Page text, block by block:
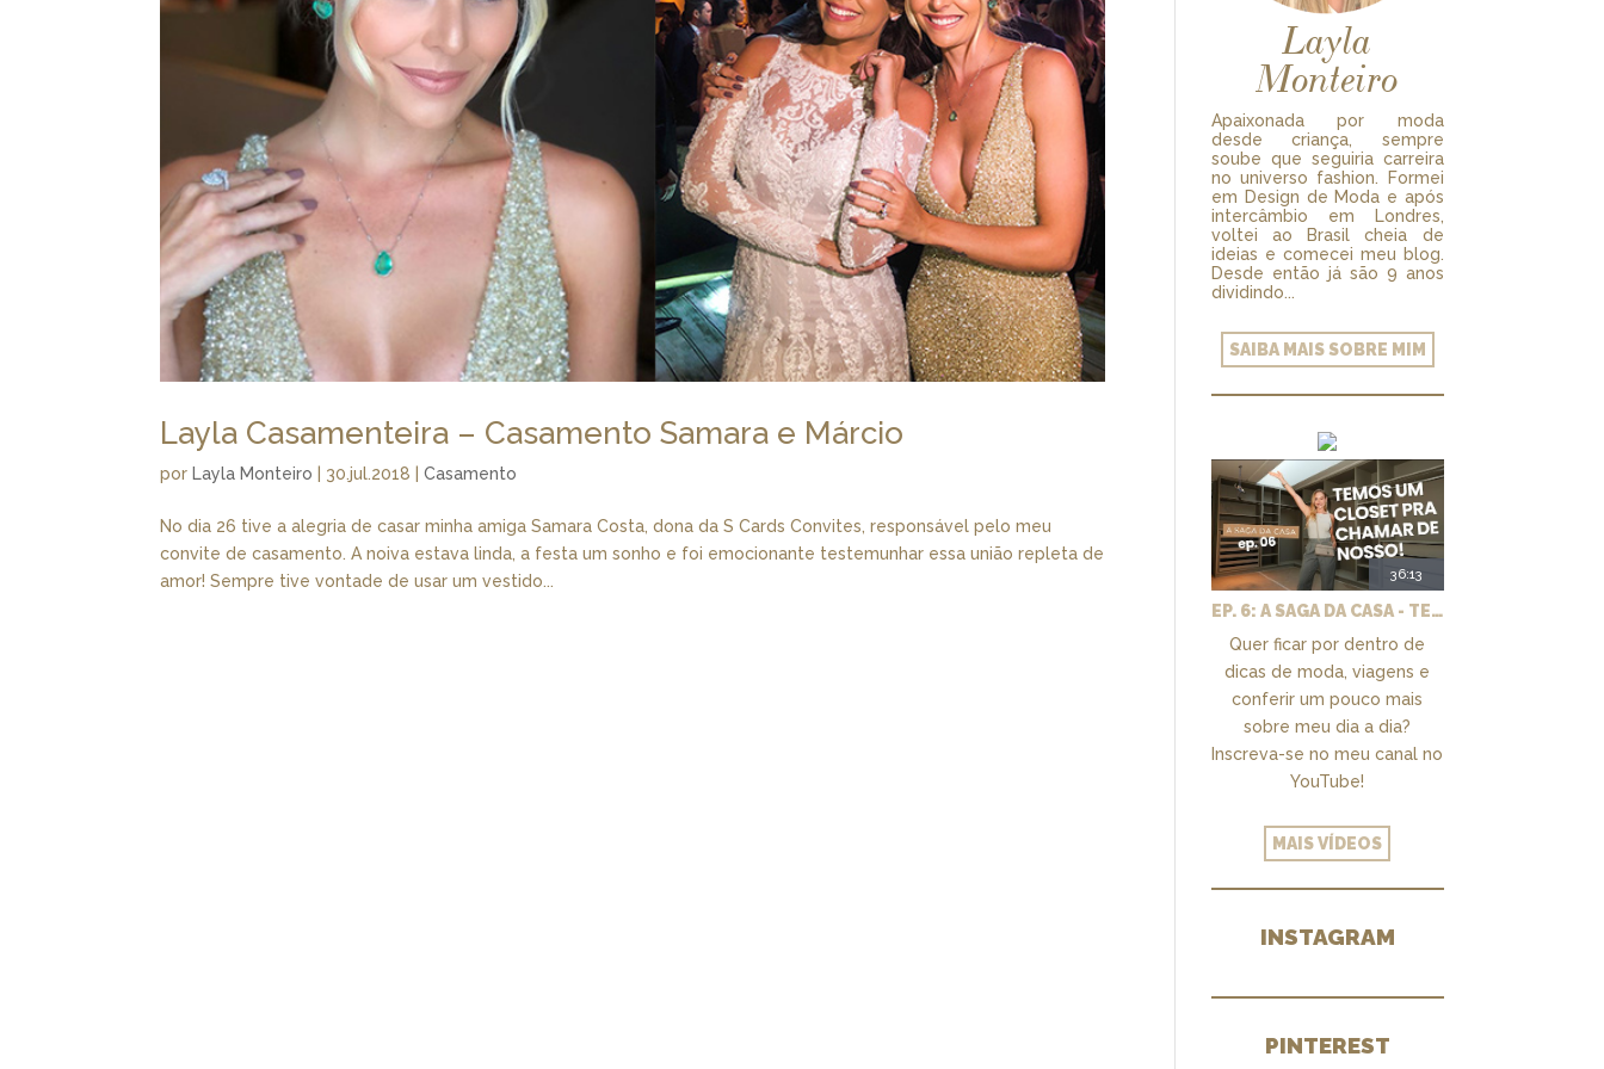
Layla Casamenteira – Casamento Samara e Márcio
porLayla Monteiro | 30.jul.2018 |Casamento
No dia 26 tive a alegria de casar minha amiga Samara Costa, dona da S Cards Convites, responsável pelo meu
convite de casamento. A noiva estava linda, a festa um sonho e foi emocionante testemunhar essa união repleta de
amor! Sempre tive vontade de usar um vestido...
Layla
Monteiro
Apaixonada por moda
desde criança, sempre
soube que seguiria carreira
no universo fashion. Formei
em Design de Moda e após
intercâmbio em Londres,
voltei ao Brasil cheia de
ideias e comecei meu blog.
Desde então já são 9 anos
dividindo...
SAIBA MAIS SOBRE MIM
36:13
EP. 6: A SAGA DA CASA - TEMOS UM CLOSET PRA CHAMAR DE NOSSO + MARCENARIA E PAISAGISMO
Quer ficar por dentro de
dicas de moda, viagens e
conferir um pouco mais
sobre meu dia a dia?
Inscreva-se no meu canal no
YouTube!
MAIS VÍDEOS
INSTAGRAM
PINTEREST